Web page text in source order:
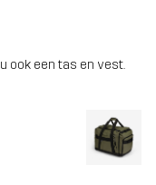
ook een tas en vest.